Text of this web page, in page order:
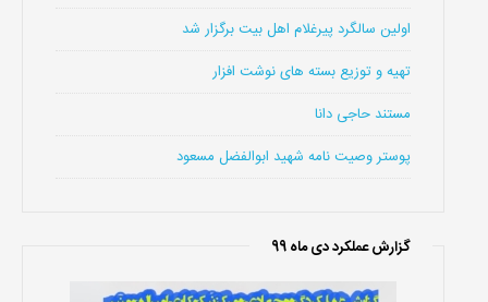
اولین سالگرد پیرغلام اهل بیت برگزار شد
تهیه و توزیع بسته های نوشت افزار
مستند حاجی دانا
پوستر وصیت نامه شهید ابوالفضل مسعود
گزارش عملکرد دی ماه 99